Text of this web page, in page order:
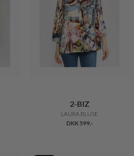
2-BIZ
LAURA BLUSE
DKK 599,-